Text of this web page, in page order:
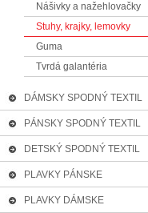
Nášivky a nažehlovačky
Stuhy, krajky, lemovky
Guma
Tvrdá galantéria
DÁMSKY SPODNÝ TEXTIL
PÁNSKY SPODNÝ TEXTIL
DETSKÝ SPODNÝ TEXTIL
PLAVKY PÁNSKE
PLAVKY DÁMSKE